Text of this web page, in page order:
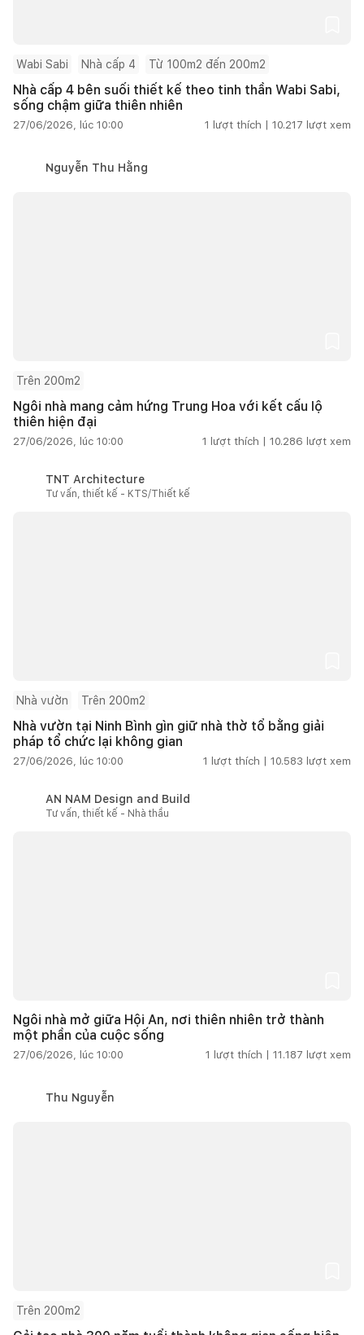
Wabi Sabi Nhà cấp 4 Từ 100m2 đến 200m2
Nhà cấp 4 bên suối thiết kế theo tinh thần Wabi Sabi,
sống chậm giữa thiên nhiên
27/06/2026, lúc 10:00 1 lượt thích | 10.217 lượt xem
Nguyễn Thu Hằng
Trên 200m2
Ngôi nhà mang cảm hứng Trung Hoa với kết cấu lộ
thiên hiện đại
27/06/2026, lúc 10:00 1 lượt thích | 10.286 lượt xem
TNT Architecture
Tư vấn, thiết kế - KTS/Thiết kế
Nhà vườn Trên 200m2
Nhà vườn tại Ninh Bình gìn giữ nhà thờ tổ bằng giải
pháp tổ chức lại không gian
27/06/2026, lúc 10:00 1 lượt thích | 10.583 lượt xem
AN NAM Design and Build
Tư vấn, thiết kế - Nhà thầu
Ngôi nhà mở giữa Hội An, nơi thiên nhiên trở thành
một phần của cuộc sống
27/06/2026, lúc 10:00 1 lượt thích | 11.187 lượt xem
Thu Nguyễn
Trên 200m2